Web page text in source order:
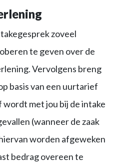
zoveel
te geven over de
Vervolgens breng
basis van een uurtarief
met jou bij de intake
(wanneer de zaak
worden afgeweken
bedrag overeen te